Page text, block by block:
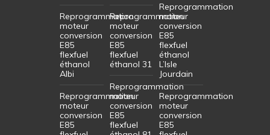
Reprogrammation
moteur
conversion
E85
flexfuel
éthanol
Albi
Reprogrammation
moteur
conversion
E85
Reprogrammation
moteur
conversion
E85
flexfuel
éthanol 31
Reprogrammation
moteur
conversion
E85
flexfuel
Reprogrammation
moteur
conversion
E85
flexfuel
éthanol
L’Isle
Jourdain
Reprogrammation
moteur
conversion
E85